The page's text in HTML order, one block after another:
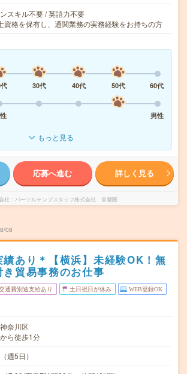
スキル不要 / 英語力不要
資格を保有し、通関業務の実務経験をお持ちの方
30代 40代 50代
60代
男性
もっと見る
応募へ進む 詳しく見る
社 パーソルテンプスタッフ株式会社 首都圏
08
あり＊【横浜】未経験OK！無
貿易事務のお仕事
通費別途支給あり 土日祝日が休み WEB登録OK
奈川区
ら徒歩1分
週5日）